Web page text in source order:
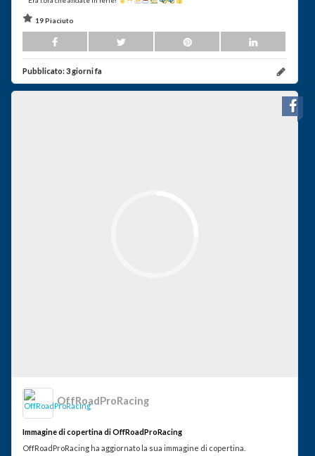
19 Piaciuto
Pubblicato:3 giorni fa
OffRoadProRacing
Immagine di copertina di OffRoadProRacing
OffRoadProRacing ha aggiornato la sua immagine di copertina.